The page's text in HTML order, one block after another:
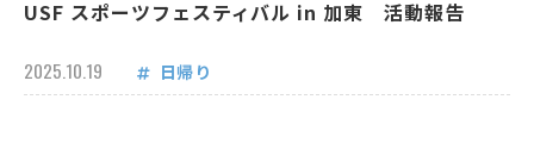
USF スポーツフェスティバル in 加東 活動報告
2025.10.19 日帰り